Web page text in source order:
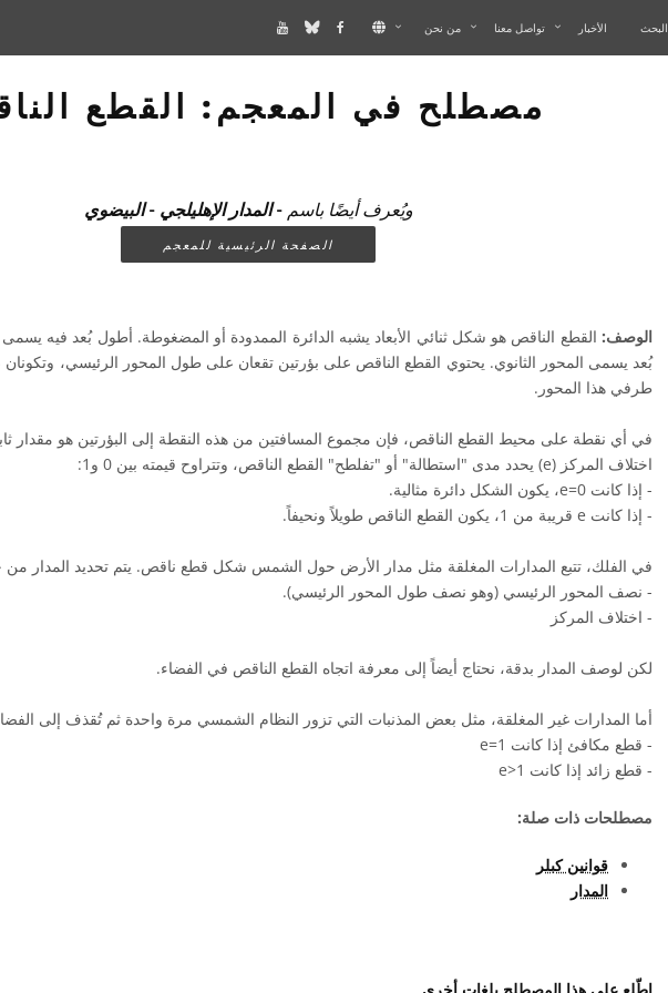
البحث الأخبار تواصل معنا من نحن
مصطلح في المعجم: القطع
ويُعرف أيضًا باسم- المدار الإهليلجي - البيضوي
الصفحة الرئيسية للمعجم
الوصف: القطع الناقص هو شكل ثنائي الأبعاد يشبه الدائرة الممدودة أو المضغوطة. أطول بُعد فيه
بُعد يسمى المحور الثانوي. يحتوي القطع الناقص على بؤرتين تقعان على طول المحور الرئيسي،
طرفي هذا المحور.
في أي نقطة على محيط القطع الناقص، فإن مجموع المسافتين من هذه النقطة إلى البؤرتين هو مقدار
اختلاف المركز (e) يحدد مدى "استطالة" أو "تفلطح" القطع الناقص، وتتراوح قيمته بين 0 و1:
- إذا كانت e=0، يكون الشكل دائرة مثالية.
- إذا كانت e قريبة من 1، يكون القطع الناقص طويلاً ونحيفاً.
في الفلك، تتبع المدارات المغلقة مثل مدار الأرض حول الشمس شكل قطع ناقص. يتم تحديد المدار من
- نصف المحور الرئيسي (وهو نصف طول المحور الرئيسي).
- اختلاف المركز
لكن لوصف المدار بدقة، نحتاج أيضاً إلى معرفة اتجاه القطع الناقص في الفضاء.
أما المدارات غير المغلقة، مثل بعض المذنبات التي تزور النظام الشمسي مرة واحدة ثم تُقذف إلى الفضاء
- قطع مكافئ إذا كانت e=1
- قطع زائد إذا كانت e>1
مصطلحات ذات صلة:
قوانين كبلر
المدار